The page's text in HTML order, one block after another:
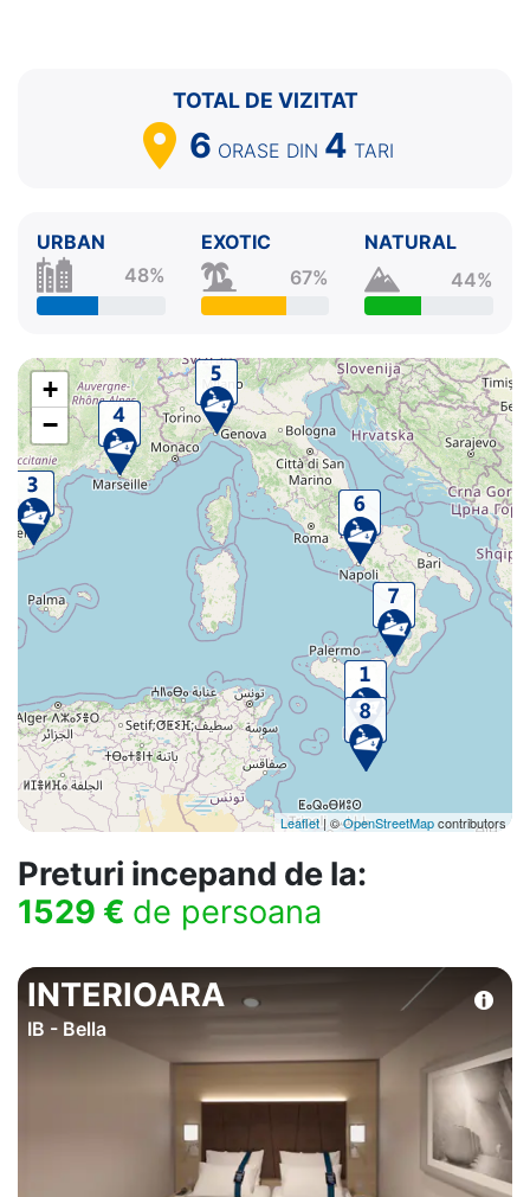
TOTAL DE VIZITAT
6 ORASE DIN 4 TARI
URBAN
48%
EXOTIC
67%
NATURAL
44%
+
−
Leaflet| ©OpenStreetMapcontributors
Preturi incepand de la:
1529 € de persoana
INTERIOARA
IB - Bella